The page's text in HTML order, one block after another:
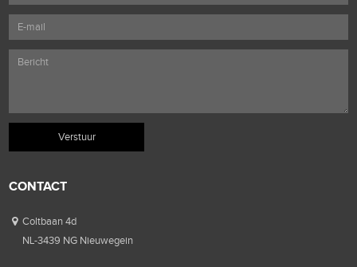
CONTACT
Coltbaan 4d
NL-3439 NG Nieuwegein